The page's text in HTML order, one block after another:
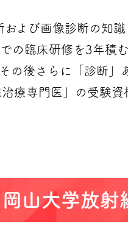
よび画像診断の知
の臨床研修を3年積
の後さらに「診断
療専門医」の受験
岡山大学放射